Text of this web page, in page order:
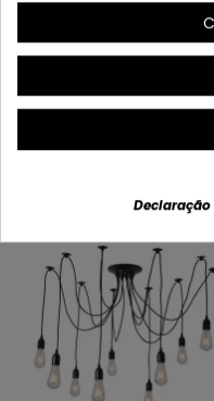
Também poderá